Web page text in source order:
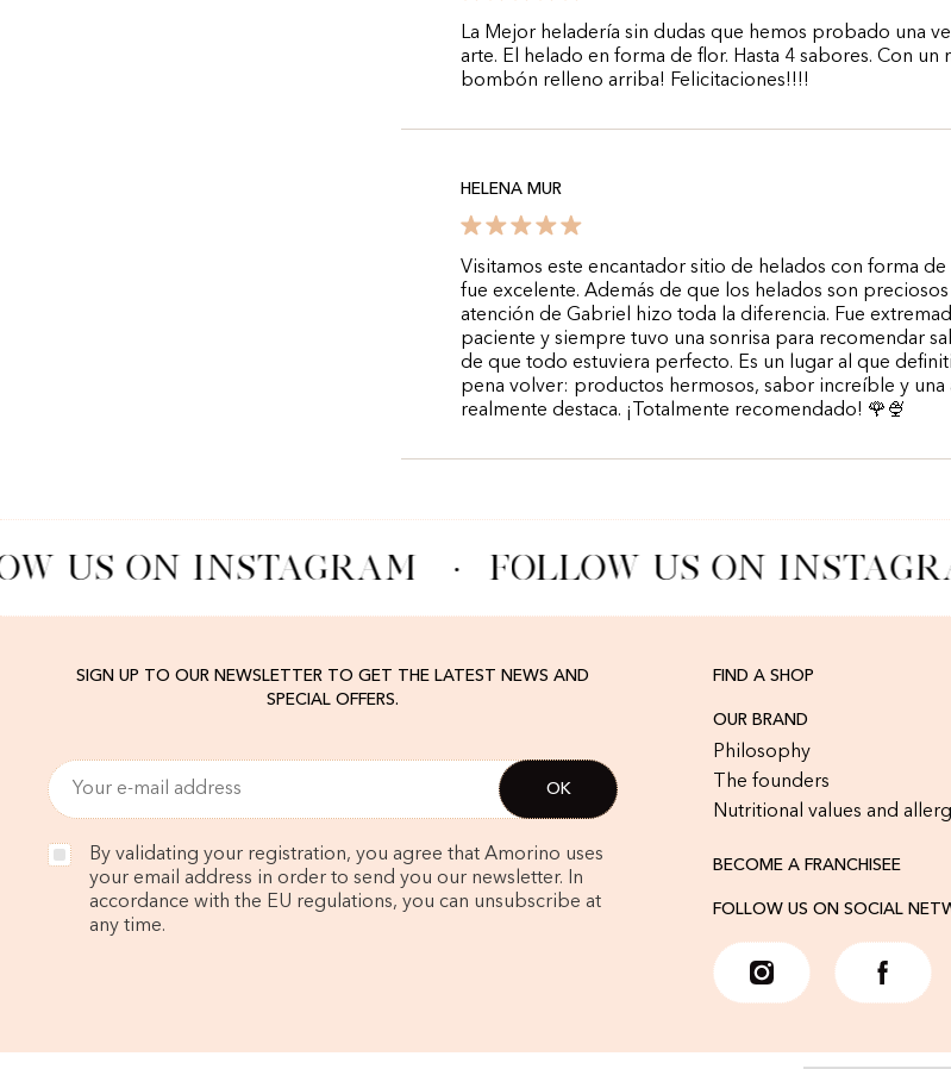
La Mejor heladería sin dudas que hemos probado una
arte. El helado en forma de flor. Hasta 4 sabores. Con un
bombón relleno arriba! Felicitaciones!!!!
HELENA MUR
Visitamos este encantador sitio de helados con forma
fue excelente. Además de que los helados son
atención de Gabriel hizo toda la diferencia. Fue
paciente y siempre tuvo una sonrisa para recomendar
de que todo estuviera perfecto. Es un lugar al que
pena volver: productos hermosos, sabor increíble y una
realmente destaca. ¡Totalmente recomendado! 🌹🍨
US ON INSTAGRAM FOLLOW US ON
SIGN UP TO OUR NEWSLETTER TO GET THE LATEST NEWS AND
SPECIAL OFFERS.
By validating your registration, you agree that Amorino uses
your email address in order to send you our newsletter. In
accordance with the EU regulations, you can unsubscribe at
any time.
FIND A SHOP
OUR BRAND
Philosophy
The founders
Nutritional values and
BECOME A FRANCHISEE
FOLLOW US ON SOCIAL